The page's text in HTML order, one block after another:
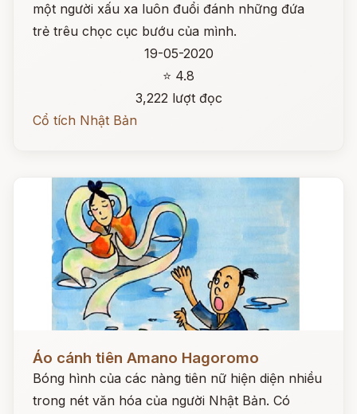
một người xấu xa luôn đuổi đánh những đứa
trẻ trêu chọc cục bướu của mình.
19-05-2020
⭐ 4.8
3,222 lượt đọc
Cổ tích Nhật Bản
Đọc ngay
Áo cánh tiên Amano Hagoromo
Bóng hình của các nàng tiên nữ hiện diện nhiều
trong nét văn hóa của người Nhật Bản. Có